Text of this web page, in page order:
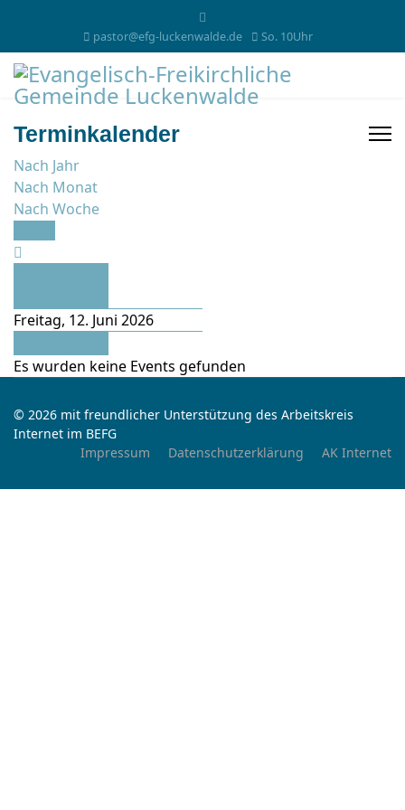
pastor@efg-luckenwalde.de So. 10Uhr
Terminkalender
Nach Jahr
Nach Monat
Nach Woche
Freitag, 12. Juni 2026
Es wurden keine Events gefunden
© 2026 mit freundlicher Unterstützung des Arbeitskreis
Internet im BEFG
Impressum
Datenschutzerklärung AK Internet